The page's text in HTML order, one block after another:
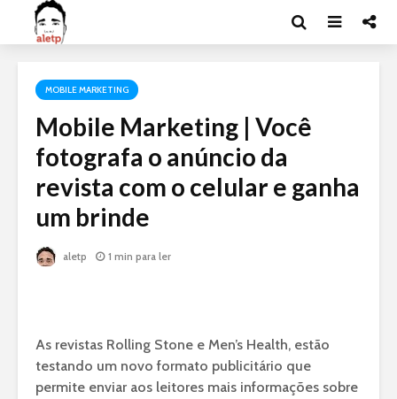
MOBILE MARKETING
Mobile Marketing | Você
fotografa o anúncio da
revista com o celular e ganha
um brinde
aletp 1 min para ler
As revistas Rolling Stone e Men’s Health, estão
testando um novo formato publicitário que
permite enviar aos leitores mais informações sobre